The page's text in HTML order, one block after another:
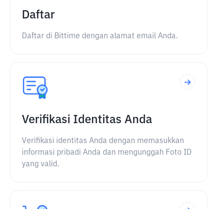
Daftar
Daftar di Bittime dengan alamat email Anda.
Verifikasi Identitas Anda
Verifikasi identitas Anda dengan memasukkan
informasi pribadi Anda dan mengunggah Foto ID
yang valid.